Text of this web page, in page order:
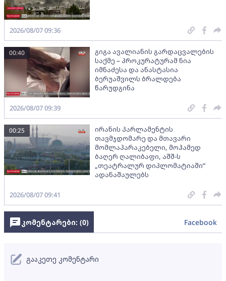
2026/08/07 09:36
გიგა ავალიანის გარდაცვალების
საქმე – პროკურატურამ ნია
იმნაძესა და ანასტასია
ბერუაშვილს ბრალდება
წარუდგინა
00:40
2026/08/07 09:39
ირანის პარლამენტის
თავმჯდომარე და მთავარი
მომლაპარაკებელი, მოჰამედ
ბაღერ ღალიბაფი, აშშ-ს
„თეატრალურ დიპლომატიაში“
ადანაშაულებს
00:25
2026/08/07 09:41
კომენტარები: (0) Facebook
გააკეთე კომენტარი